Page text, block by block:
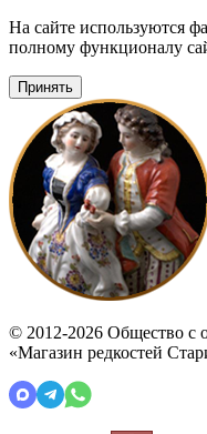
На сайте используются
полному функционалу
Принять
© 2012-2026 Общество с
«Магазин редкостей